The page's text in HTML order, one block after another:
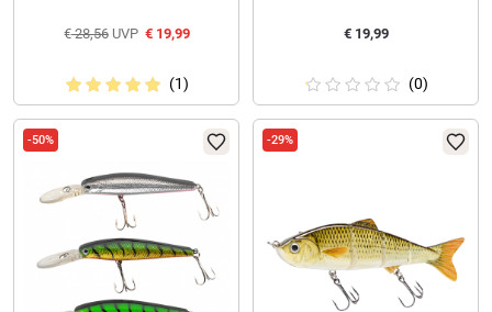
€28,56UVP €19,99
(1)
€19,99
(0)
-50% -29%